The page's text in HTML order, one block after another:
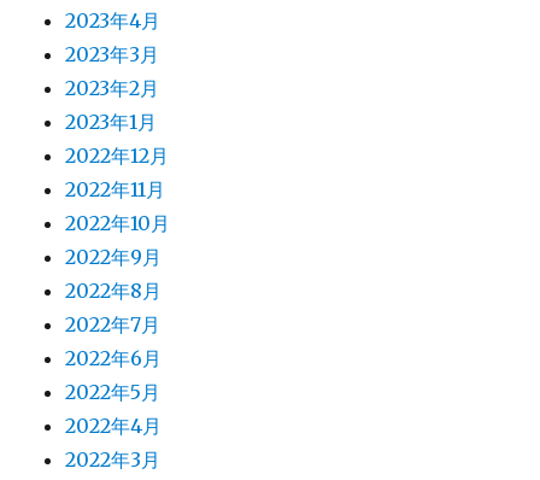
2023年4月
2023年3月
2023年2月
2023年1月
2022年12月
2022年11月
2022年10月
2022年9月
2022年8月
2022年7月
2022年6月
2022年5月
2022年4月
2022年3月